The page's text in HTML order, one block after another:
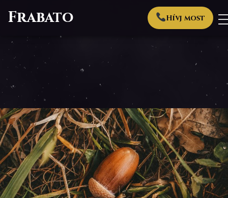
Frabato Hívj most